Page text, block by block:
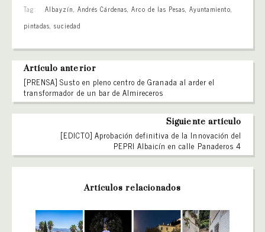
Tag: Albayzín, Andrés Cárdenas,Arco de las Pesas,Ayuntamiento,
pintadas,suciedad
Artículo anterior
[PRENSA] Susto en pleno centro de Granada al arder el
transformador de un bar de Almireceros
Siguiente artículo
[EDICTO] Aprobación definitiva de la Innovación del
PEPRI Albaicín en calle Panaderos 4
Artículos relacionados